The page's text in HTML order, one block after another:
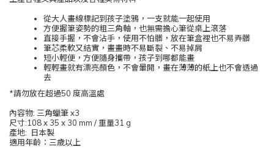
從大人畫線標記到孩子塗鴉，一支就能一起使用
方便握筆姿勢的粗三角軸，也無需擔心筆從桌上滾落
直接手握，不會沾手，使用不怕髒，放在筆盒裡也不易弄髒
筆芯柔軟又結實，畫畫時不易斷裂、不易掉屑
短小輕便，方便隨身攜帶，孩子到哪都能畫
輕輕畫就有漂亮顏色，不會暈開，畫在薄薄的紙上也不會透過
去
*請勿放在超過50 度高溫處
內容物: 三角蠟筆 x3
尺寸:108 x 35 x 30 mm / 重量31 g
產地: 日本製
適用年齡：三歲以上